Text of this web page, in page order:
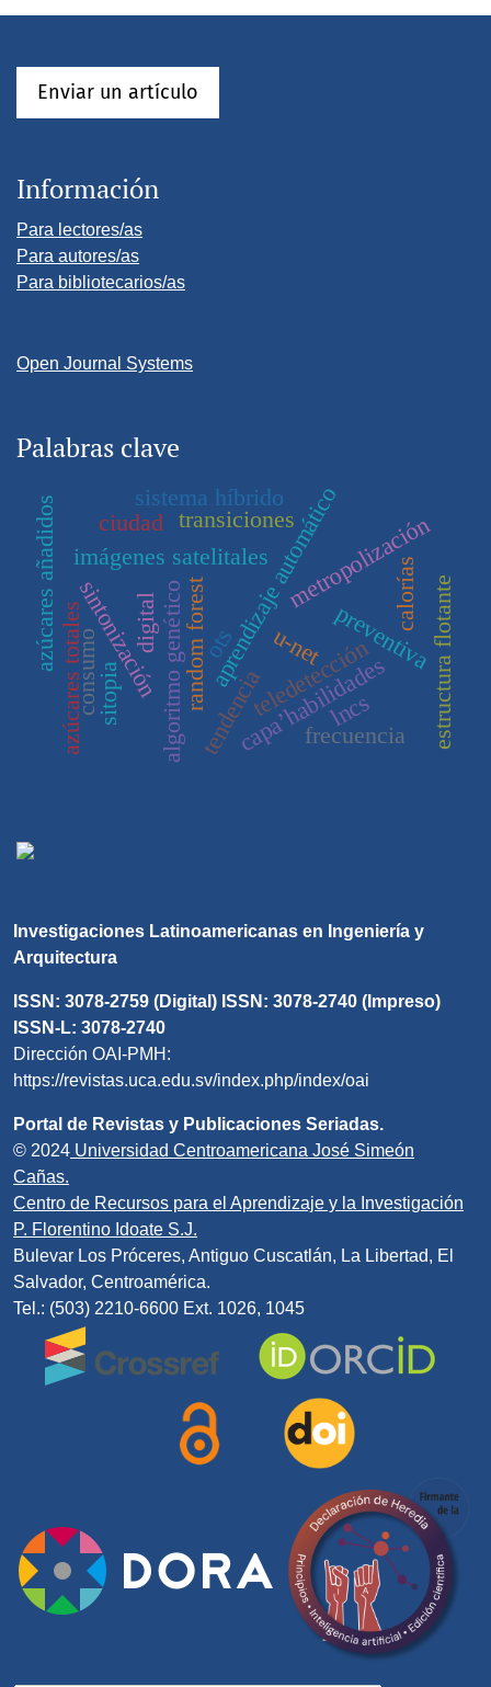
Enviar un artículo
Información
Para lectores/as
Para autores/as
Para bibliotecarios/as
Open Journal Systems
Palabras clave
teledetección
aprendizaje automático
imágenes satelitales
u-net
random forest capa’habilidades
metropolización
preventiva
transiciones
algoritmo genético ots
sintonización
sistema híbrido
estructura flotante
azúcares añadidos
azúcares totales
calorías
consumo
frecuencia
lncs
tendencia
sitopia
digital
ciudad
Investigaciones Latinoamericanas en Ingeniería y
Arquitectura
ISSN: 3078-2759 (Digital) ISSN: 3078-2740 (Impreso)
ISSN-L: 3078-2740
Dirección OAI-PMH:
https://revistas.uca.edu.sv/index.php/index/oai
Portal de Revistas y Publicaciones Seriadas.
© 2024 Universidad Centroamericana José Simeón
Cañas.
Centro de Recursos para el Aprendizaje y la Investigación
P. Florentino Idoate S.J.
Bulevar Los Próceres, Antiguo Cuscatlán, La Libertad, El
Salvador, Centroamérica.
Tel.: (503) 2210-6600 Ext. 1026, 1045